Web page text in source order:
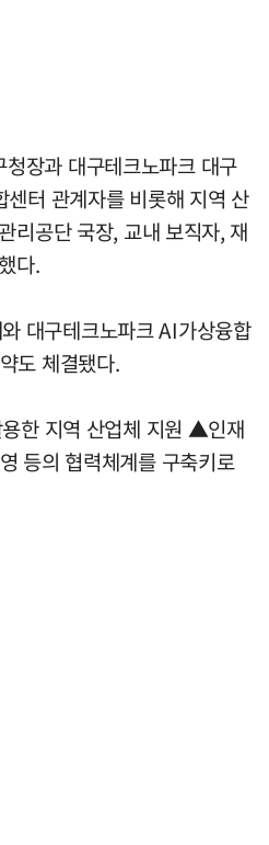
장과 대구테크노파크 대구
터 관계자를 비롯해 지역 산
리공단 국장, 교내 보직자, 재
다.
대구테크노파크 AI가상융합
도 체결됐다.
한 지역 산업체 지원 ▲인재
등의 협력체계를 구축키로